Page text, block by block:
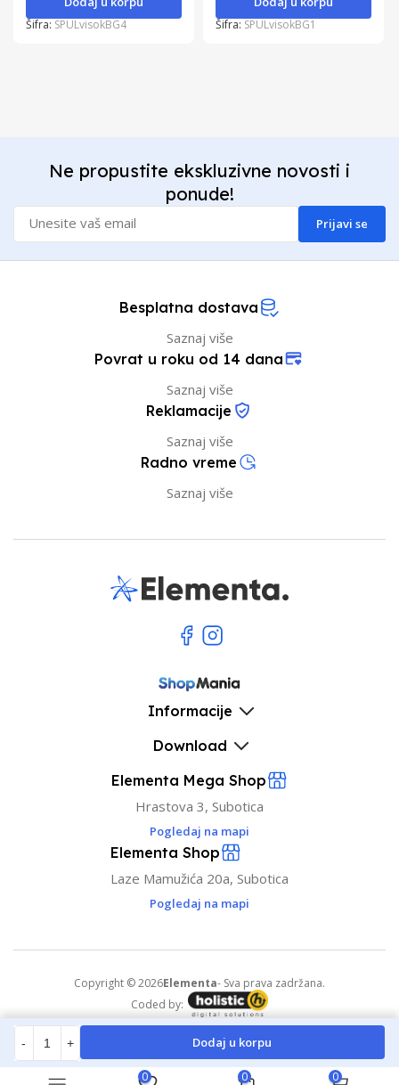
0 0 0
- + Dodaj u korpu
Šifra: SPULvisokBG4 Šifra: SPULvisokBG1
Ne propustite ekskluzivne novosti i
ponude!
Prijavi se
Besplatna dostava
Saznaj više
Povrat u roku od 14 dana
Saznaj više
Reklamacije
Saznaj više
Radno vreme
Saznaj više
Informacije
Download
Elementa Mega Shop
Hrastova 3, Subotica
Pogledaj na mapi
Elementa Shop
Laze Mamužića 20a, Subotica
Pogledaj na mapi
Copyright © 2026Elementa- Sva prava zadržana.
Coded by: